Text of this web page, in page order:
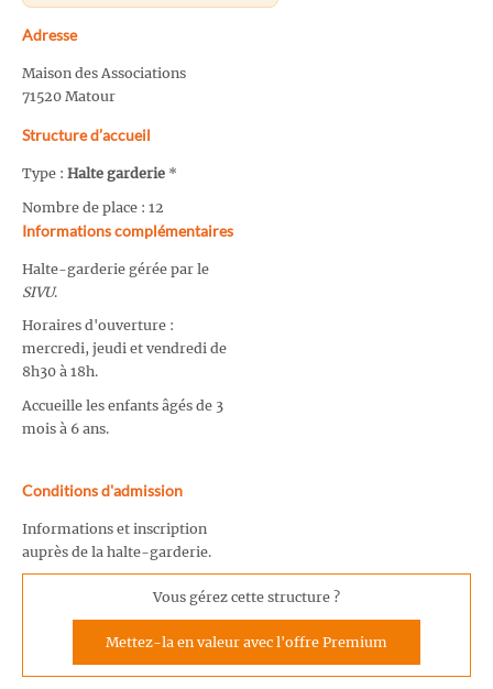
Adresse
Maison des Associations
71520 Matour
Structure d’accueil
Type : Halte garderie *
Nombre de place : 12
Informations complémentaires
Halte-garderie gérée par le
SIVU.
Horaires d'ouverture :
mercredi, jeudi et vendredi de
8h30 à 18h.
Accueille les enfants âgés de 3
mois à 6 ans.
Conditions d'admission
Informations et inscription
auprès de la halte-garderie.
Vous gérez cette structure ?
Mettez-la en valeur avec l'offre Premium